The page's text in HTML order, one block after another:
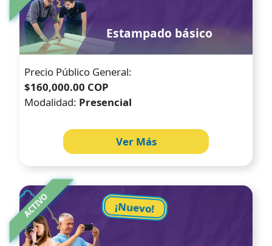
Estampado básico
Precio Público General:
$160,000.00 COP
Modalidad: Presencial
Ver Más
ACTIVO ¡Nuevo!
Image